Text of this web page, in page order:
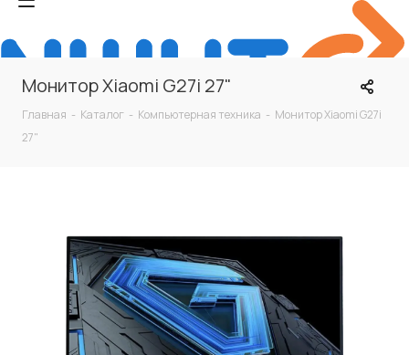
Монитор Xiaomi G27i 27"
Главная - Каталог - Компьютерная техника - Монитор Xiaomi G27i
27"